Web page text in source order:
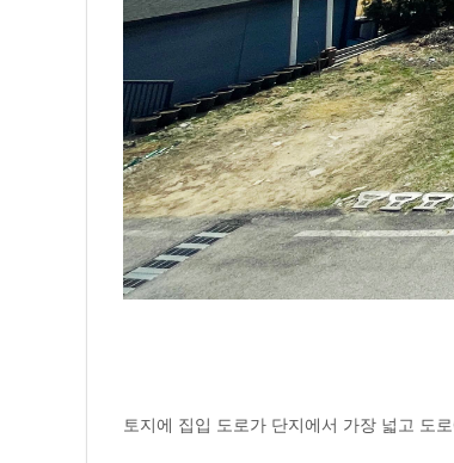
토지에 집입 도로가 단지에서 가장 넓고 도